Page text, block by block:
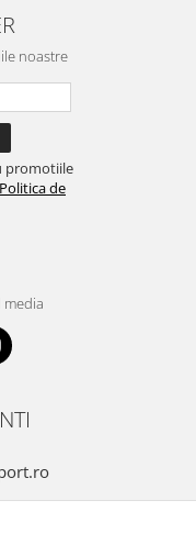
noastre
promotiile
Politica de
media